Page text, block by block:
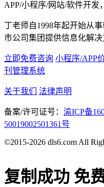
APP/小程序/网站/软件开发
丁老师自1998年起开始从
市公司集团提供信息化解
立即免费咨询 小程序/APP
刊管理系统
关于我们 法律声明
备案/许可证号： 渝ICP备
50019002501361号
©2015-2026 dls6.com All
复制成功 免